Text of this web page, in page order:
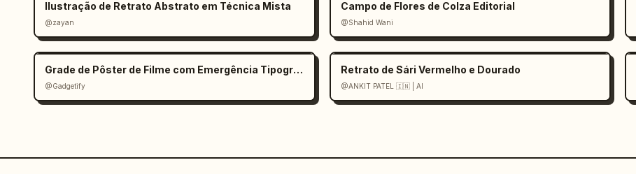
Ilustração de Retrato Abstrato em Técnica Mista
@zayan
Campo de Flores de Colza Editorial
@Shahid Wani
Grade de Pôster de Filme com Emergência Tipográfica
@Gadgetify
Retrato de Sári Vermelho e Dourado
@ANKIT PATEL 🇮🇳 | AI